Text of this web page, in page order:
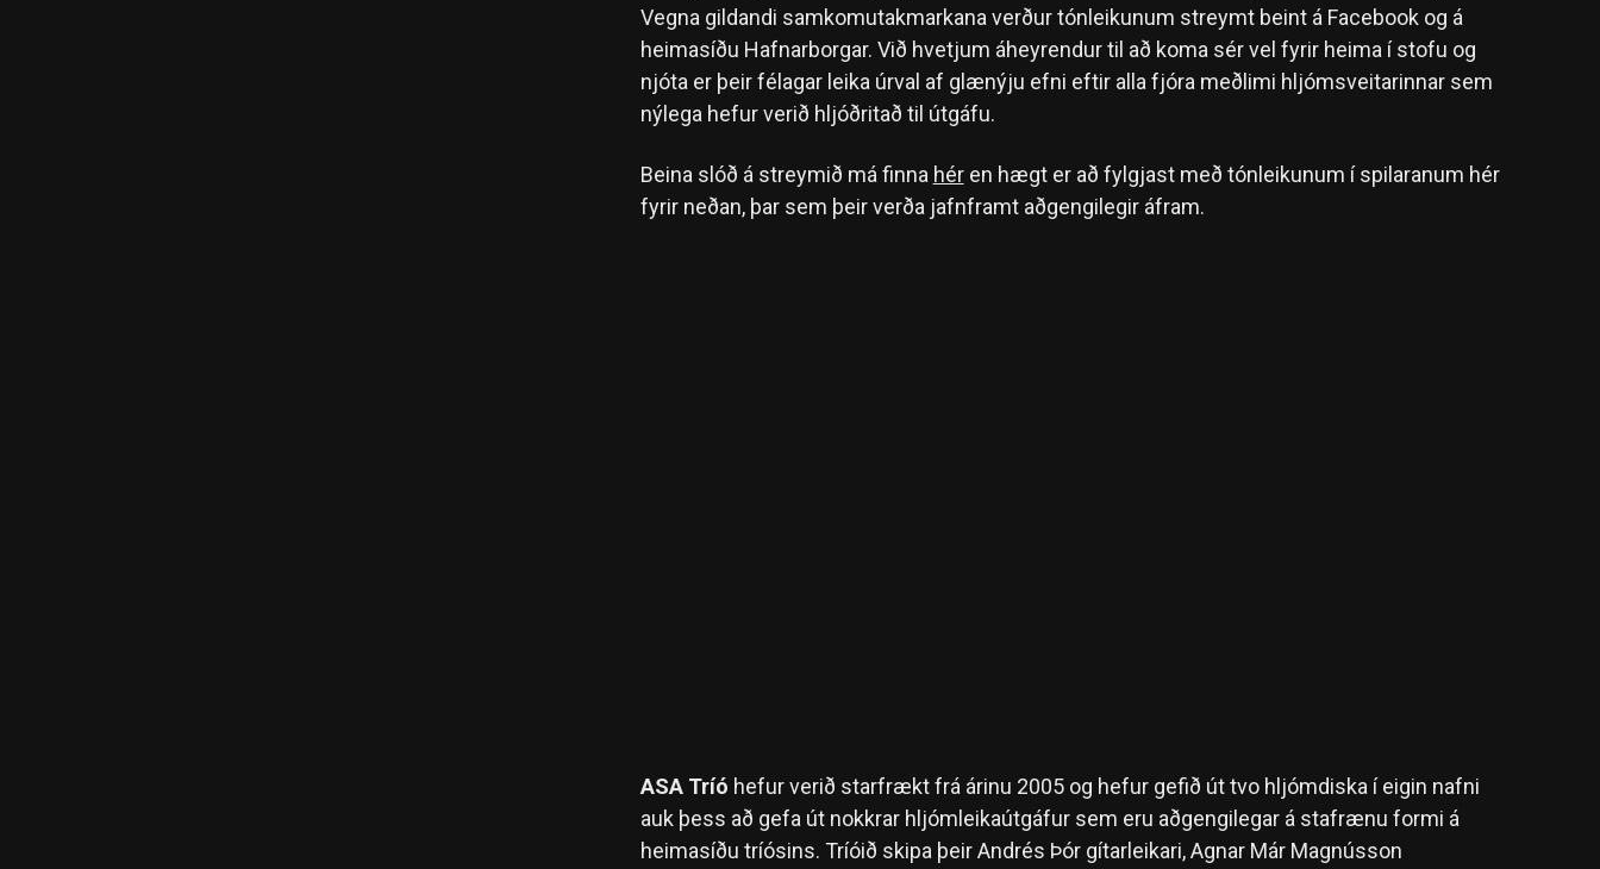
Vegna gildandi samkomutakmarkana verður tónleikunum streymt beint á Facebook og á
heimasíðu Hafnarborgar. Við hvetjum áheyrendur til að koma sér vel fyrir heima í stofu og
njóta er þeir félagar leika úrval af glænýju efni eftir alla fjóra meðlimi hljómsveitarinnar sem
nýlega hefur verið hljóðritað til útgáfu.
Beina slóð á streymið má finna héren hægt er að fylgjast með tónleikunum í spilaranum hér
fyrir neðan, þar sem þeir verða jafnframt aðgengilegir áfram.
ASA Tríó hefur verið starfrækt frá árinu 2005 og hefur gefið út tvo hljómdiska í eigin nafni
auk þess að gefa út nokkrar hljómleikaútgáfur sem eru aðgengilegar á stafrænu formi á
heimasíðu tríósins. Tríóið skipa þeir Andrés Þór gítarleikari, Agnar Már Magnússon